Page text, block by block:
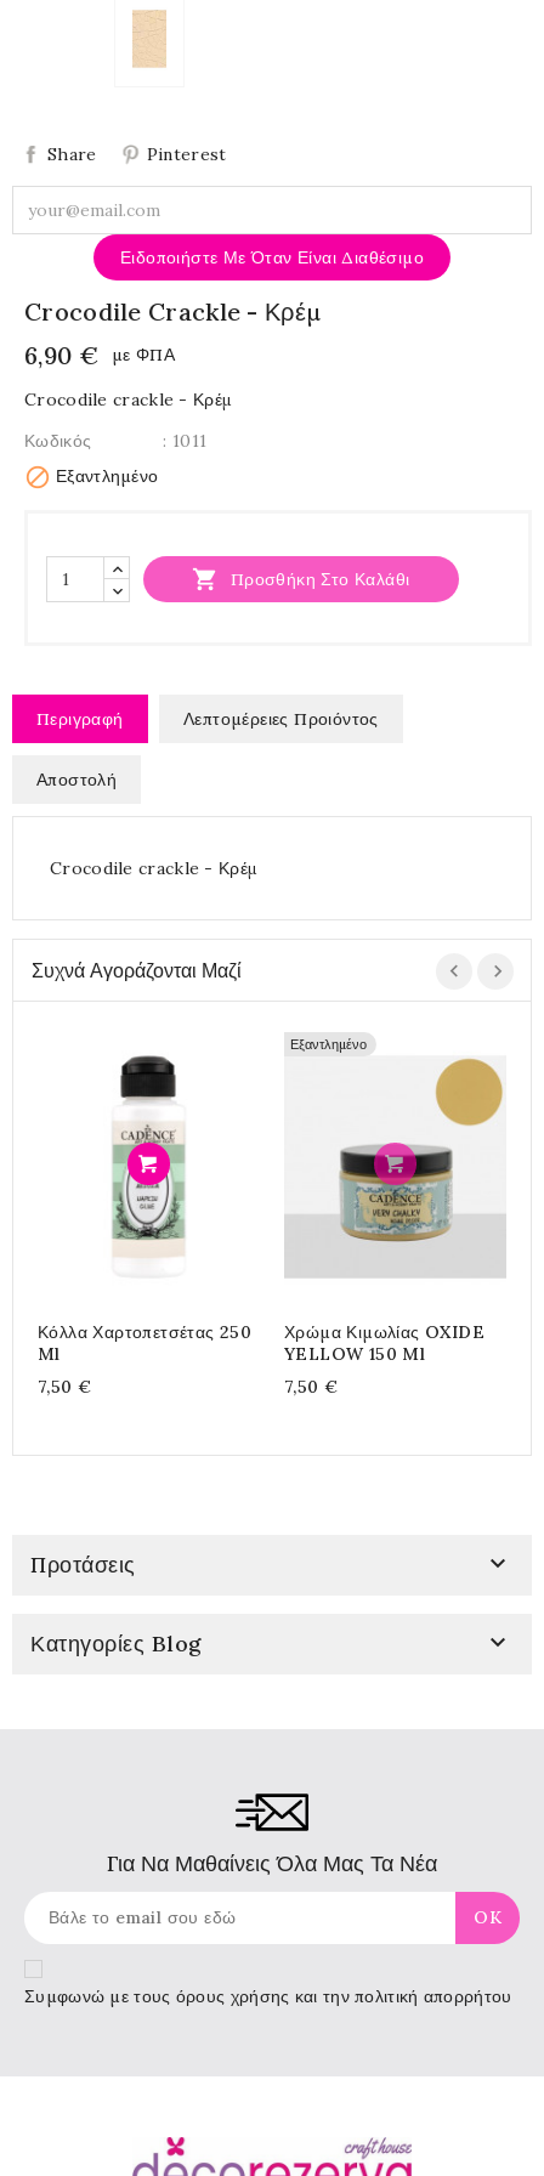
Share Pinterest
Ειδοποιήστε Με Όταν Είναι Διαθέσιμο
Crocodile Crackle - Κρέμ
6,90 €
με ΦΠΑ
Crocodile crackle - Κρέμ
Κωδικός
: 1011
 Εξαντλημένο
 Προσθήκη Στο Καλάθι
Περιγραφή Λεπτομέρειες Προιόντος
Αποστολή
Crocodile crackle - Κρέμ
Συχνά Αγοράζονται Μαζί
Κόλλα Χαρτοπετσέτας 250
Ml
7,50 €
Εξαντλημένο
Χρώμα Κιμωλίας OXIDE
YELLOW 150 Ml
7,50 €
Προτάσεις 
Κατηγορίες Blog 
Για Να Μαθαίνεις Όλα Μας Τα Νέα
Συμφωνώ με τους όρους χρήσης και την πολιτική απορρήτου